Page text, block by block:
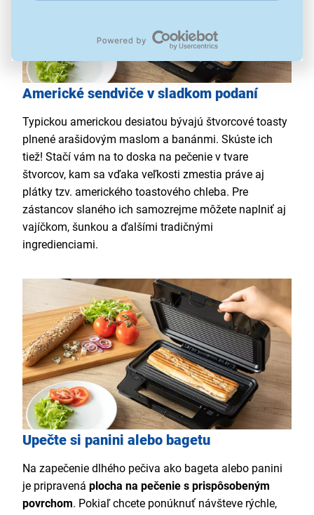
Americké sendviče v sladkom podaní
Typickou americkou desiatou bývajú štvorcové toasty
plnené arašidovým maslom a banánmi. Skúste ich
tiež! Stačí vám na to doska na pečenie v tvare
štvorcov, kam sa vďaka veľkosti zmestia práve aj
plátky tzv. amerického toastového chleba. Pre
zástancov slaného ich samozrejme môžete naplniť aj
vajíčkom, šunkou a ďalšími tradičnými
ingredienciami.
Upečte si panini alebo bagetu
Na zapečenie dlhého pečiva ako bageta alebo panini
je pripravená plocha na pečenie s prispôsobeným
povrchom. Pokiaľ chcete ponúknuť návšteve rýchle,